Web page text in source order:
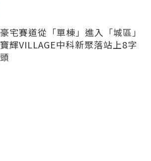
豪宅賽道從「單棟」進入「城區」
寶輝VILLAGE中科新聚落站上8字
頭